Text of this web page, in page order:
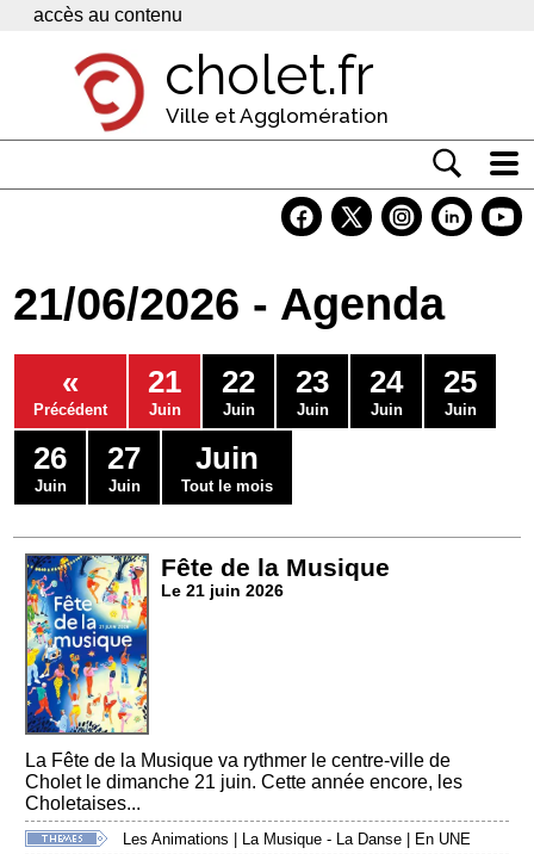
Panneau de gestion des cookies
accès au contenu
cholet.fr
Ville et Agglomération
Economie
Services
Contacts
21/06/2026 - Agenda
«
Précédent
21
Juin
22
Juin
23
Juin
24
Juin
25
Juin
26
Juin
27
Juin
Juin
Tout le mois
Fête de la Musique
Le 21 juin 2026
La Fête de la Musique va rythmer le centre-ville de
Cholet le dimanche 21 juin. Cette année encore, les
Choletaises...
Les Animations | La Musique - La Danse | En UNE